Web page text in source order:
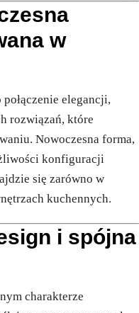
w
połączenie elegancji,
rozwiązań, które
Nowoczesna forma,
konfiguracji
się zarówno w
kuchennych.
i spójna
charakterze